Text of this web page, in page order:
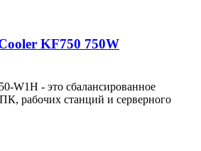
KF750 750W
- это сбалансированное
рабочих станций и серверного